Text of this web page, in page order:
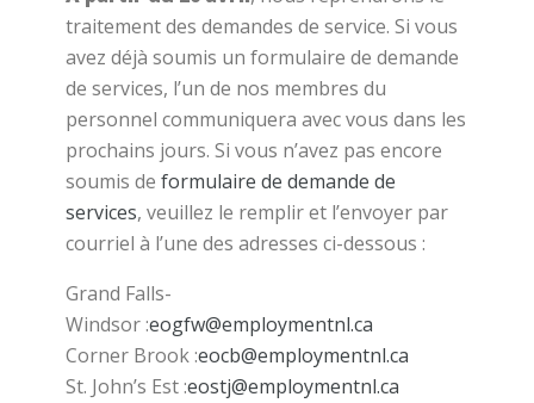
traitement des demandes de service. Si vous
avez déjà soumis un formulaire de demande
de services, l’un de nos membres du
personnel communiquera avec vous dans les
prochains jours. Si vous n’avez pas encore
soumis de formulaire de demande de
services, veuillez le remplir et l’envoyer par
courriel à l’une des adresses ci-dessous :
Grand Falls-
Windsor :eogfw@employmentnl.ca
Corner Brook :eocb@employmentnl.ca
St. John’s Est :eostj@employmentnl.ca